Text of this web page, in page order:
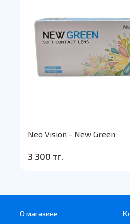
Neo Vision - New Green
3 300 тг.
О магазине